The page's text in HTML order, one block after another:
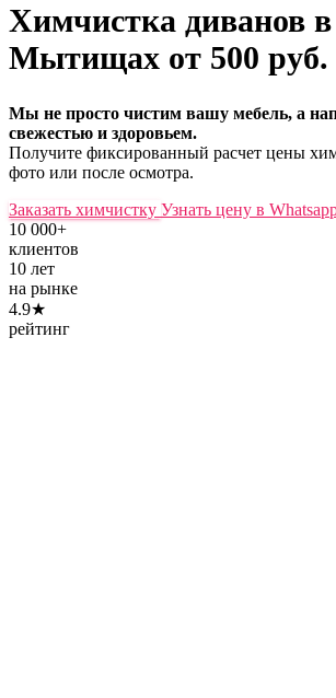
Химчистка диванов в
Мытищах от 500 руб.
Мы не просто чистим вашу мебель, а
свежестью и здоровьем.
Получите фиксированный расчет цены
фото или после осмотра.
Заказать химчистку Узнать цену в
10 000+
клиентов
10 лет
на рынке
4.9★
рейтинг